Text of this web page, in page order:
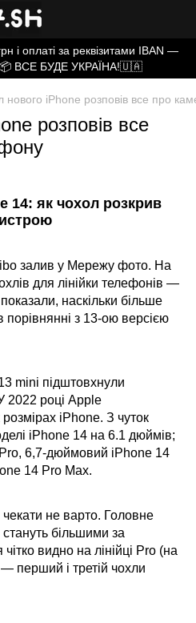
і оплаті за реквізитами IBAN —
ВСЕ БУДЕ УКРАЇНА!🇺🇦
нового iPhone розповів все про
розповів все
14: як чохол розкрив
залив у Мережу фото. На
для лінійки телефонів —
наскільки більше
з 13-ою версією
mini підштовхнули
2022 році Apple
iPhone. З чуток
iPhone 14 на 6.1 дюймів;
6,7-дюймовий iPhone 14
14 Pro Max.
не варто. Головне
більшими за
видно на лінійці Pro (на
перший і третій чохли